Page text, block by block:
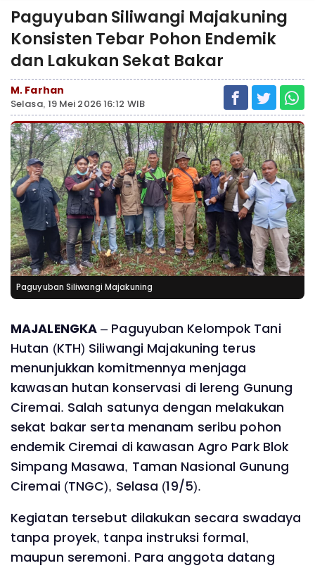
Paguyuban Siliwangi Majakuning
Konsisten Tebar Pohon Endemik
dan Lakukan Sekat Bakar
M. Farhan
Selasa, 19 Mei 2026 16:12 WIB
Paguyuban Siliwangi Majakuning
MAJALENGKA – Paguyuban Kelompok Tani
Hutan (KTH) Siliwangi Majakuning terus
menunjukkan komitmennya menjaga
kawasan hutan konservasi di lereng Gunung
Ciremai. Salah satunya dengan melakukan
sekat bakar serta menanam seribu pohon
endemik Ciremai di kawasan Agro Park Blok
Simpang Masawa, Taman Nasional Gunung
Ciremai (TNGC), Selasa (19/5).
Kegiatan tersebut dilakukan secara swadaya
tanpa proyek, tanpa instruksi formal,
maupun seremoni. Para anggota datang